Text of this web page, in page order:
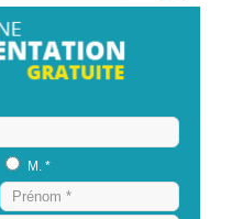
M. *